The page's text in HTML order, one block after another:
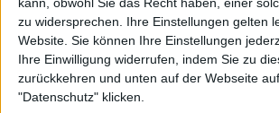
zu widersprechen. Ihre Einstellungen gelten
Website. Sie können Ihre Einstellungen
Ihre Einwilligung widerrufen, indem Sie zu
zurückkehren und unten auf der Webseite
"Datenschutz" klicken.
Juniorinnenweltrangliste und
Australian Open im Einzel und
die erste Amerikanerin, die bei
Grand Slam-Turnier den Titel im
gewann, seit Lindsay Davenport 1992